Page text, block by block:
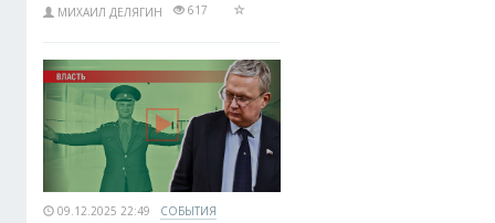
МИХАИЛ ДЕЛЯГИН 617
09.12.2025 22:49 СОБЫТИЯ